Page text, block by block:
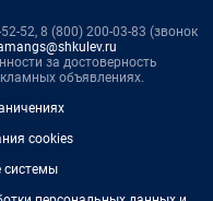
52, 8 (800) 200-03-83 (звонок
за достоверность
объявлениях.
cookies
системы